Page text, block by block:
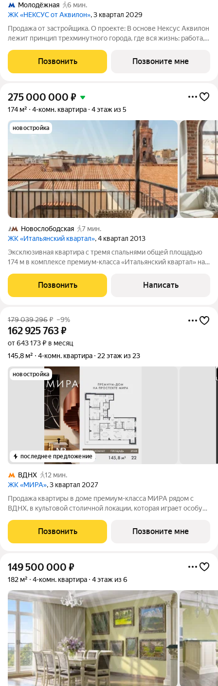
Молодёжная
6 мин.
ЖК «НЕКСУС от Аквилон», 3 квартал 2029
Продажа от застройщика. О проекте: В основе Нексус Аквилон
лежит принцип трехминутного города, где вся жизнь: работа,
шаговой доступности. Он не просто экономит время, а
кардинально
Позвонить Позвоните мне
275 000 000 ₽
174 м² 4-комн. квартира 4 этаж из 5
новостройка
Новослободская
7 мин.
ЖК «Итальянский квартал», 4 квартал 2013
Эксклюзивная квартира с тремя спальнями общей площадью
174 м в комплексе премиум-класса «Итальянский квартал» на
в торцевой части дома. Это настоящая находка для тех, кто
ценит комфорт и
Позвонить Написать
179 039 296₽ –9%
162 925 763₽
от 643 173 ₽ в месяц
145,8 м²
4-комн. квартира 22 этаж из 23
новостройка
последнее предложение
ВДНХ
12 мин.
ЖК «МИРА», 3 квартал 2027
Продажа квартиры в доме премиум-класса МИРА рядом с
ВДНХ, в культовой столичной локации, которая играет особую
квартира площадью 145.75 м расположена в корпусе 2, на 22
этаже 23 этажного дома.
Позвонить Позвоните мне
149 500 000 ₽
182 м² 4-комн. квартира 4 этаж из 6